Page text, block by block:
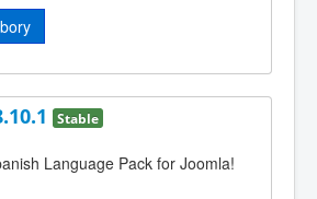
Stable
Language Pack for Joomla!